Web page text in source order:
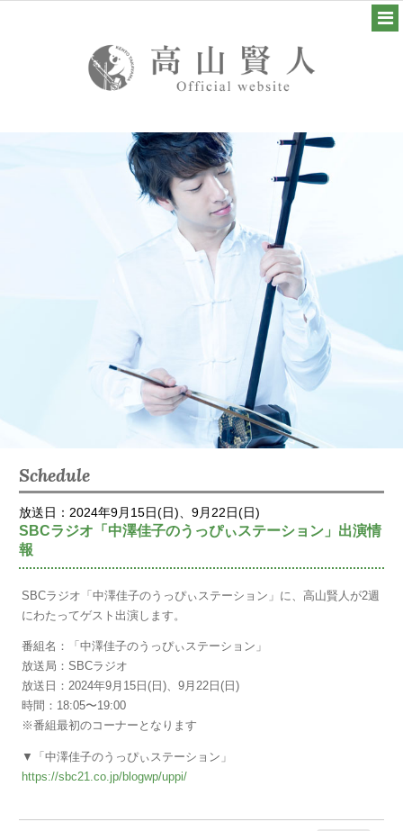
Schedule
放送日：2024年9月15日(日)、9月22日(日)
SBCラジオ「中澤佳子のうっぴぃステーション」出演情
報
SBCラジオ「中澤佳子のうっぴぃステーション」に、高山賢人が2週
にわたってゲスト出演します。
番組名：「中澤佳子のうっぴぃステーション」
放送局：SBCラジオ
放送日：2024年9月15日(日)、9月22日(日)
時間：18:05〜19:00
※番組最初のコーナーとなります
▼「中澤佳子のうっぴぃステーション」
https://sbc21.co.jp/blogwp/uppi/